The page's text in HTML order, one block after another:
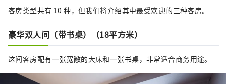
客房类型共有 10 种，但我们将介绍其中最受欢迎的三种客房。
豪华双人间（带书桌）（18平方米）
这间客房配有一张宽敞的大床和一张书桌，非常适合商务用途。